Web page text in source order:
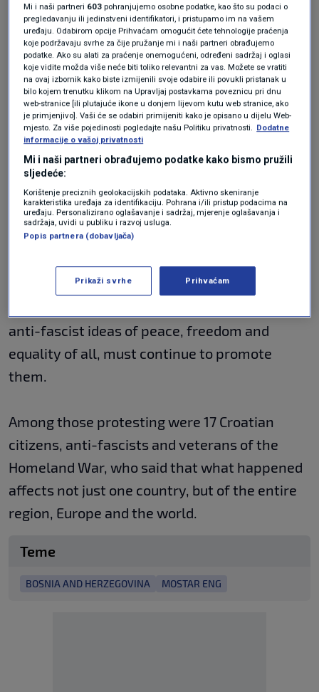
He argued that there is a reason why it
happened in this particular moment.
“All this should be viewed in the context of
changing the law on the Ministry of the
Interior in our canton, the results of the
Brussels meeting and the continuous policy of
Dragan Covic,” he said, accusing the leader of
the Croat Democratic Union (HDZ BiH) party of
propagating “ideas of neo-fascism and neo-
Nazism in BiH.”
anti-fascist ideas of peace, freedom and
equality of all, must continue to promote
them.
Among those protesting were 17 Croatian
citizens, anti-fascists and veterans of the
Homeland War, who said that what happened
affects not just one country, but of the entire
region, Europe and the world.
Teme
BOSNIA AND HERZEGOVINA MOSTAR ENG
Mi i naši partneri 603 pohranjujemo osobne podatke, kao što su podaci o
pregledavanju ili jedinstveni identifikatori, i pristupamo im na vašem
uređaju. Odabirom opcije Prihvaćam omogućit ćete tehnologije praćenja
koje podržavaju svrhe za čije pružanje mi i naši partneri obrađujemo
podatke. Ako su alati za praćenje onemogućeni, određeni sadržaj i oglasi
koje vidite možda više neće biti toliko relevantni za vas. Možete se vratiti
na ovaj izbornik kako biste izmijenili svoje odabire ili povukli pristanak u
bilo kojem trenutku klikom na Upravljaj postavkama poveznicu pri dnu
web-stranice [ili plutajuće ikone u donjem lijevom kutu web stranice, ako
je primjenjivo]. Vaši će se odabiri primijeniti kako je opisano u dijelu Web-
mjesto. Za više pojedinosti pogledajte našu Politiku privatnosti.
Dodatne
informacije o vašoj privatnosti
Mi i naši partneri obrađujemo podatke kako bismo pružili
sljedeće:
Korištenje preciznih geolokacijskih podataka. Aktivno skeniranje
karakteristika uređaja za identifikaciju. Pohrana i/ili pristup podacima na
uređaju. Personalizirano oglašavanje i sadržaj, mjerenje oglašavanja i
sadržaja, uvidi u publiku i razvoj usluga.
Popis partnera (dobavljača)
Prikaži svrhe Prihvaćam